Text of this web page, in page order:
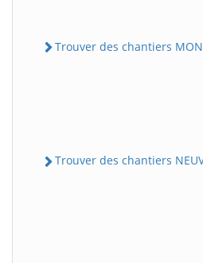
Trouver des chantiers
Trouver des chantiers